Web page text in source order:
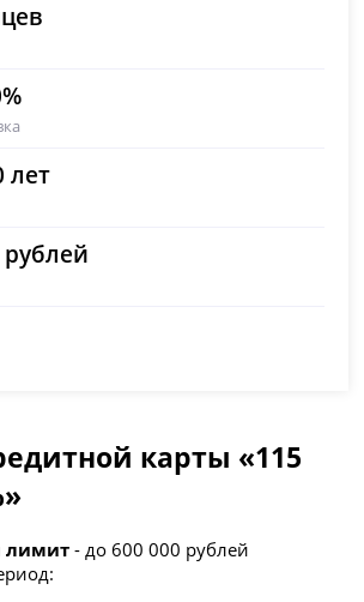
карты «115
лимит - до 600 000 рублей
лет
рублей